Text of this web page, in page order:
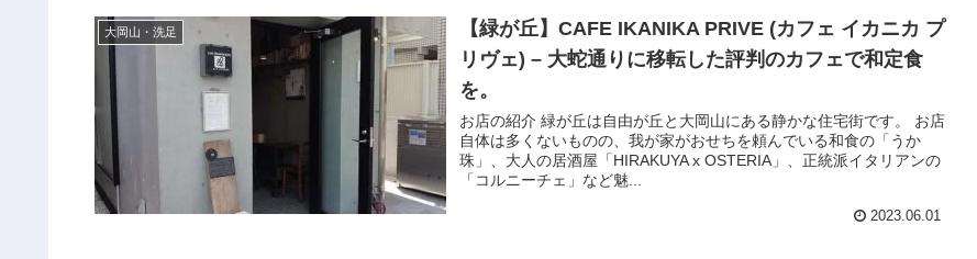
大岡山・洗足
【緑が丘】CAFE IKANIKA PRIVE (カフェ イカニカ プ
リヴェ) – 大蛇通りに移転した評判のカフェで和定食
を。
お店の紹介 緑が丘は自由が丘と大岡山にある静かな住宅街です。 お店
自体は多くないものの、我が家がおせちを頼んでいる和食の「うか
珠」、大人の居酒屋「HIRAKUYA x OSTERIA」、正統派イタリアンの
「コルニーチェ」など魅...
2023.06.01